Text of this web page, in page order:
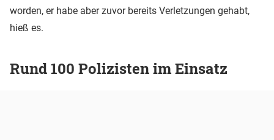
worden, er habe aber zuvor bereits Verletzungen gehabt,
hieß es.
Rund 100 Polizisten im Einsatz